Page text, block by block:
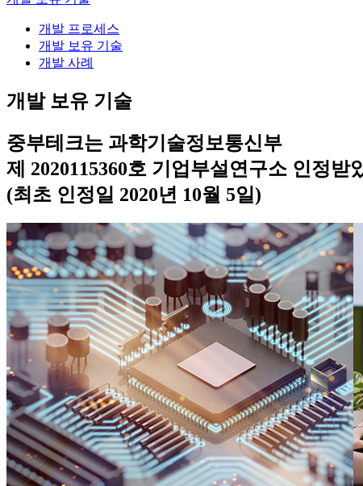
개발 프로세스
개발 보유 기술
개발 사례
개발 보유 기술
중부테크는 과학기술정보통신부
제 2020115360호 기업부설연구소 인정받
(최초 인정일 2020년 10월 5일)